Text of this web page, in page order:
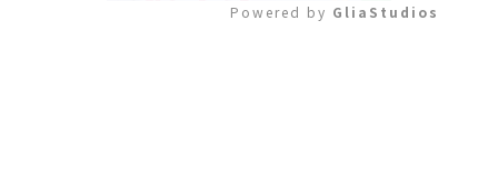
Powered by GliaStudios